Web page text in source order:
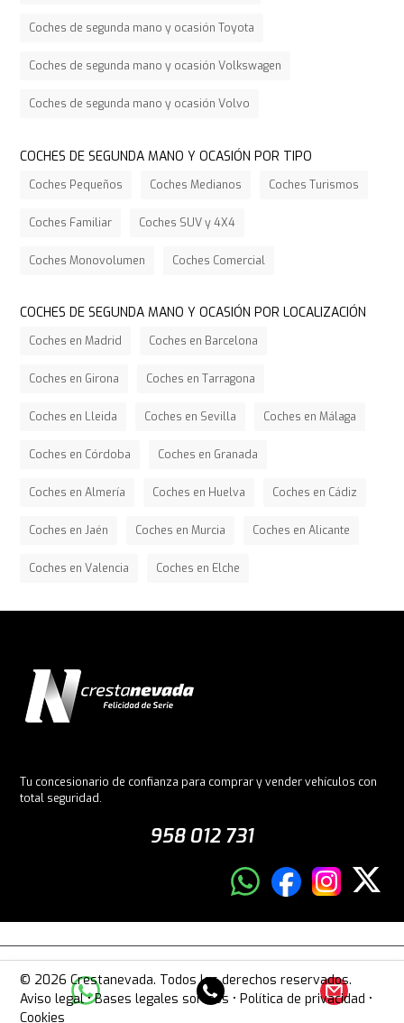
Coches de segunda mano y ocasión Toyota
Coches de segunda mano y ocasión Volkswagen
Coches de segunda mano y ocasión Volvo
COCHES DE SEGUNDA MANO Y OCASIÓN POR TIPO
Coches Pequeños Coches Medianos Coches Turismos
Coches Familiar Coches SUV y 4X4
Coches Monovolumen Coches Comercial
COCHES DE SEGUNDA MANO Y OCASIÓN POR LOCALIZACIÓN
Coches en Madrid Coches en Barcelona
Coches en Girona Coches en Tarragona
Coches en Lleida Coches en Sevilla Coches en Málaga
Coches en Córdoba Coches en Granada
Coches en Almería Coches en Huelva Coches en Cádiz
Coches en Jaén Coches en Murcia Coches en Alicante
Coches en Valencia Coches en Elche
Tu concesionario de confianza para comprar y vender vehículos con
total seguridad.
958 012 731
© 2026 Crestanevada. Todos los derechos reservados.
Aviso legal•Bases legales sorteos •Política de privacidad •
Cookies